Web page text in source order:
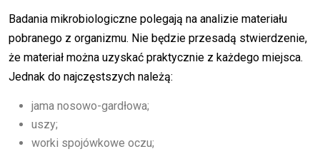
Badania mikrobiologiczne polegają na analizie materiału
pobranego z organizmu. Nie będzie przesadą stwierdzenie,
że materiał można uzyskać praktycznie z każdego miejsca.
Jednak do najczęstszych należą:
jama nosowo-gardłowa;
uszy;
worki spojówkowe oczu;